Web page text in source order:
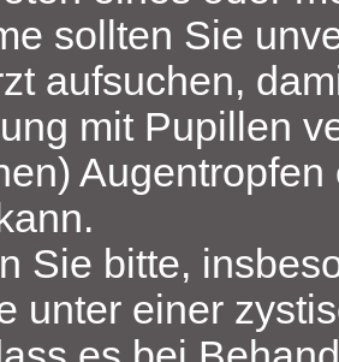
sollten Sie
aufsuchen,
mit Pupillen
Sie bitte,
unter einer